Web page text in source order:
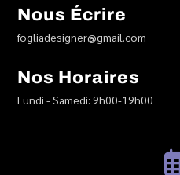
Nous Écrire
fogliadesigner@gmail.com
Nos Horaires
Lundi - Samedi: 9h00-19h00